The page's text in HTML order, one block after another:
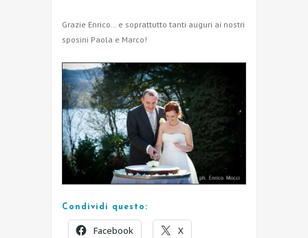
Grazie Enrico… e soprattutto tanti auguri ai nostri
sposini Paola e Marco!
Condividi questo:
Facebook X